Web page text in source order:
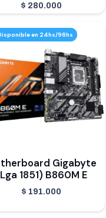
$ 280.000
en 24hs/96hs
Gigabyte
1851) B860M E
$ 191.000